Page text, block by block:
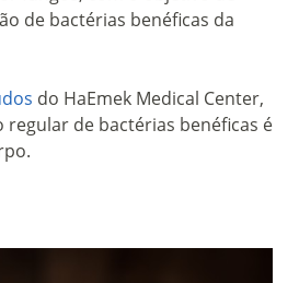
de bactérias benéficas da
do HaEmek Medical Center,
regular de bactérias benéficas é